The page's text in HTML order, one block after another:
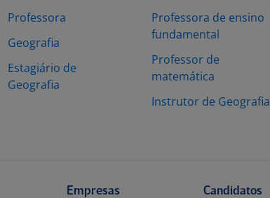
Professora
Geografia
Estagiário de
Geografia
Professora de ensino
fundamental
Professor de
matemática
Instrutor de Geografia
Empresas Candidatos